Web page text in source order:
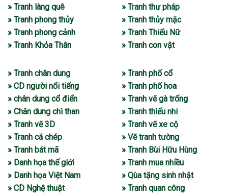
» Tranh làng quê
» Tranh phong thủy
» Tranh phong cảnh
» Tranh Khỏa Thân
» Tranh thư pháp
» Tranh thủy mặc
» Tranh Thiếu Nữ
» Tranh con vật
» Tranh chân dung
» CD người nổi tiếng
» chân dung cổ điển
» Chân dung chì than
» Tranh vẽ 3D
» Tranh cá chép
» Tranh bát mã
» Danh họa thế giới
» Danh họa Việt Nam
» CD Nghệ thuật
» Tranh phố cổ
» Tranh phố hoa
» Tranh vẽ gà trống
» Tranh thiếu nhi
» Tranh vẽ xe cộ
» Vẽ tranh tường
» Tranh Bùi Hữu Hùng
» Tranh mua nhiều
» Qùa tặng sinh nhật
» Tranh quan công